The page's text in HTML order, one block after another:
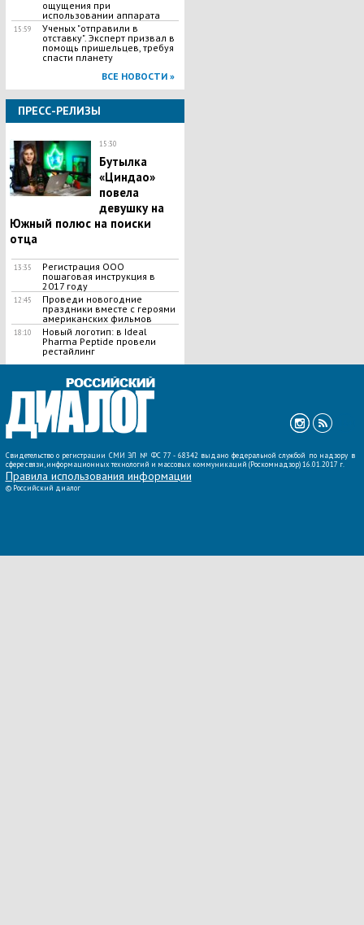
ощущения при
использовании аппарата
15:59
Ученых "отправили в
отставку". Эксперт призвал в
помощь пришельцев, требуя
спасти планету
ВСЕ НОВОСТИ »
ПРЕСС-РЕЛИЗЫ
15:30
Бутылка
«Циндао»
повела
девушку на
Южный полюс на поиски
отца
13:35
Регистрация ООО
пошаговая инструкция в
2017 году
12:45
Проведи новогодние
праздники вместе с героями
американских фильмов
18:10
Новый логотип: в Ideal
Pharma Peptide провели
рестайлинг
Свидетельство о регистрации СМИ ЭЛ № ФС 77 - 68342 выдано федеральной службой по надзору в
сфере связи, информационных технологий и массовых коммуникаций (Роскомнадзор) 16.01.2017 г.
Правила использования информации
© Российский диалог